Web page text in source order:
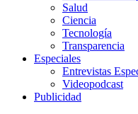
Salud
Ciencia
Tecnología
Transparencia
Especiales
Entrevistas
Videopodcast
Publicidad